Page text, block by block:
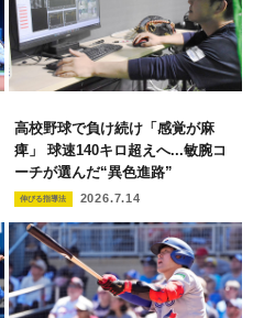
高校野球で負け続け「感覚が麻
痺」 球速140キロ超えへ...敏腕コ
ーチが選んだ“異色進路”
伸びる指導法 2026.7.14